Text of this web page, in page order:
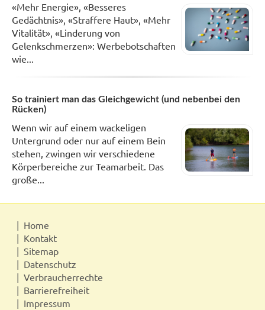
«Mehr Energie», «Besseres
Gedächtnis», «Straffere Haut», «Mehr
Vitalität», «Linderung von
Gelenkschmerzen»: Werbebotschaften
wie...
So trainiert man das Gleichgewicht (und nebenbei den
Rücken)
Wenn wir auf einem wackeligen
Untergrund oder nur auf einem Bein
stehen, zwingen wir verschiedene
Körperbereiche zur Teamarbeit. Das
große...
Home
Kontakt
Sitemap
Datenschutz
Verbraucherrechte
Barrierefreiheit
Impressum